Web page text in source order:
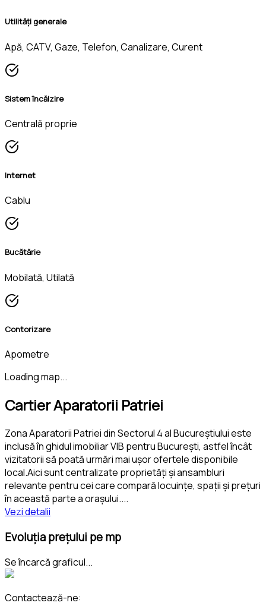
Utilități generale
Apă, CATV, Gaze, Telefon, Canalizare, Curent
Sistem încălzire
Centrală proprie
Internet
Cablu
Bucătărie
Mobilată, Utilată
Contorizare
Apometre
Loading map...
Cartier Aparatorii Patriei
Zona Aparatorii Patriei din Sectorul 4 al Bucureștiului este
inclusă în ghidul imobiliar VIB pentru București, astfel încât
vizitatorii să poată urmări mai ușor ofertele disponibile
local.Aici sunt centralizate proprietăți și ansambluri
relevante pentru cei care compară locuințe, spații și prețuri
în această parte a orașului....
Vezi detalii
Evoluția prețului pe mp
Se încarcă graficul...
Contactează-ne: